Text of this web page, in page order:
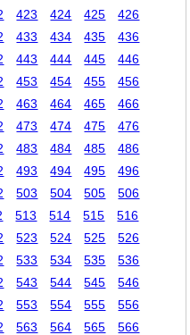
423 424 425
426
433 434 435
436
443 444 445
446
453 454 455
456
463 464 465
466
473 474 475
476
483 484 485
486
493 494 495
496
503 504 505
506
513 514 515
516
523 524 525
526
533 534 535
536
543 544 545
546
553 554 555
556
563 564 565
566